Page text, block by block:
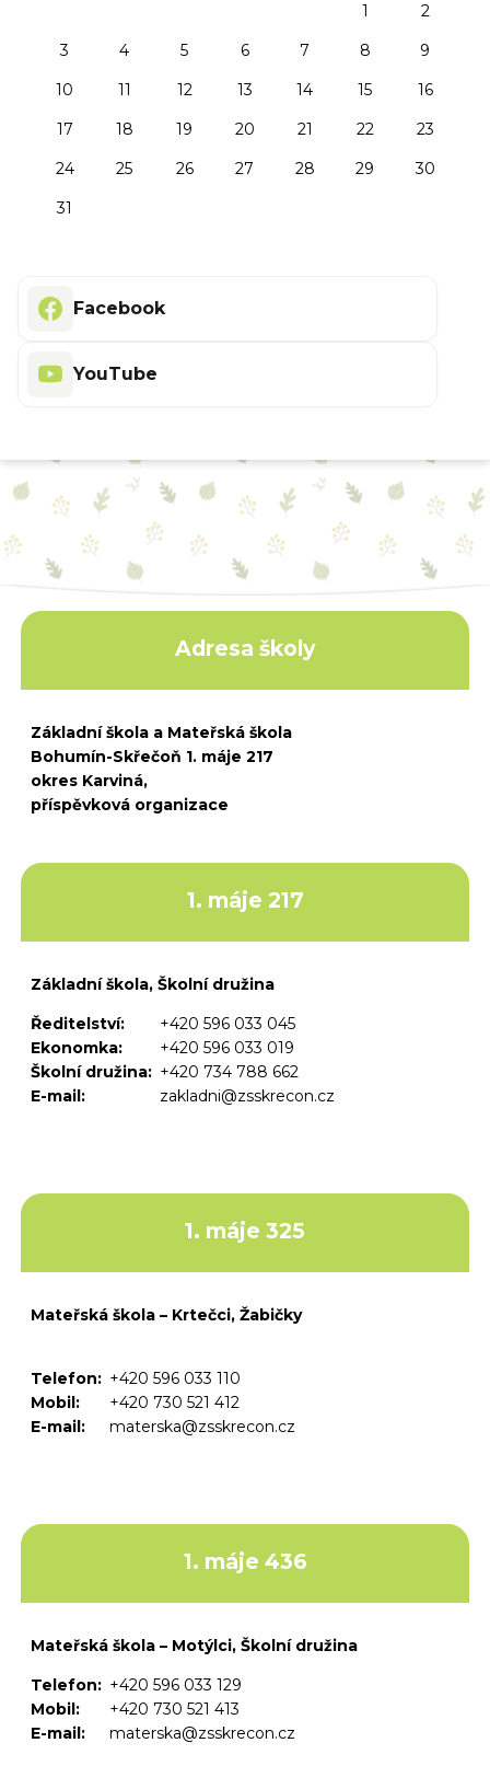
1
2
3
4 5 6 7 8
9
10
11 12 13 14 15
16
17
18 19 20 21 22
23
24
25 26 27 28 29
30
31
Facebook
YouTube
Adresa školy
Základní škola a Mateřská škola
Bohumín-Skřečoň 1. máje 217
okres Karviná,
příspěvková organizace
1. máje 217
Základní škola, Školní družina
Ředitelství:
+420 596 033 045
Ekonomka:
+420 596 033 019
Školní družina: +420 734 788 662
E-mail:
zakladni@zsskrecon.cz
1. máje 325
Mateřská škola – Krtečci, Žabičky
Telefon: +420 596 033 110
Mobil:
+420 730 521 412
E-mail:
materska@zsskrecon.cz
1. máje 436
Mateřská škola – Motýlci, Školní družina
Telefon: +420 596 033 129
Mobil:
+420 730 521 413
E-mail:
materska@zsskrecon.cz